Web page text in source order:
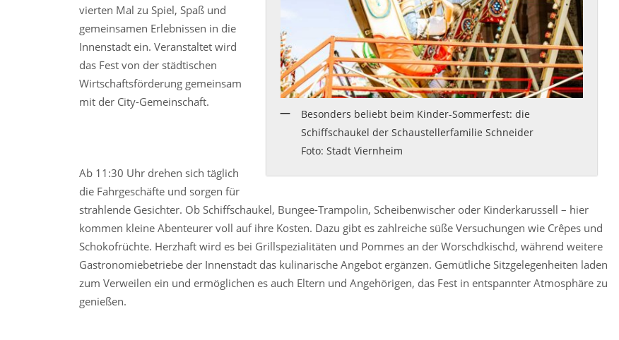
Besonders beliebt beim Kinder-Sommerfest: die
Schiffschaukel der Schaustellerfamilie Schneider
Foto: Stadt Viernheim
vierten Mal zu Spiel, Spaß und
gemeinsamen Erlebnissen in die
Innenstadt ein. Veranstaltet wird
das Fest von der städtischen
Wirtschaftsförderung gemeinsam
mit der City-Gemeinschaft.
Ab 11:30 Uhr drehen sich täglich
die Fahrgeschäfte und sorgen für
strahlende Gesichter. Ob Schiffschaukel, Bungee-Trampolin, Scheibenwischer oder Kinderkarussell – hier
kommen kleine Abenteurer voll auf ihre Kosten. Dazu gibt es zahlreiche süße Versuchungen wie Crêpes und
Schokofrüchte. Herzhaft wird es bei Grillspezialitäten und Pommes an der Worschdkischd, während weitere
Gastronomiebetriebe der Innenstadt das kulinarische Angebot ergänzen. Gemütliche Sitzgelegenheiten laden
zum Verweilen ein und ermöglichen es auch Eltern und Angehörigen, das Fest in entspannter Atmosphäre zu
genießen.